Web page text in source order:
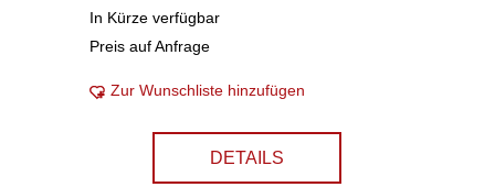
In Kürze verfügbar
Preis auf Anfrage
Zur Wunschliste hinzufügen
DETAILS